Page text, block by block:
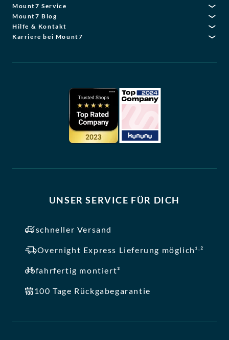
Mount7 Service
Mount7 Blog
Hilfe & Kontakt
Karriere bei Mount7
UNSER SERVICE FÜR DICH
schneller Versand
Overnight Express Lieferung möglich¹ ,²
fahrfertig montiert³
100 Tage Rückgabegarantie